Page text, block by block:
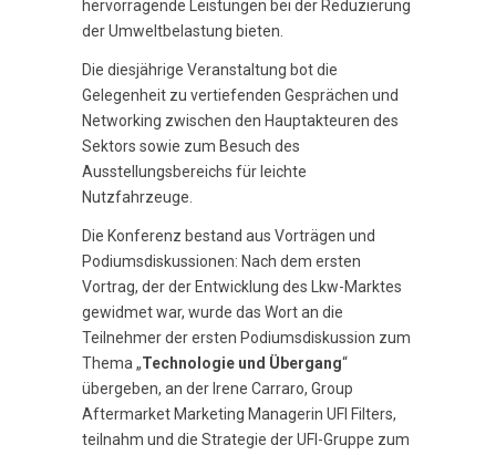
hervorragende Leistungen bei der Reduzierung
der Umweltbelastung bieten.
Die diesjährige Veranstaltung bot die
Gelegenheit zu vertiefenden Gesprächen und
Networking zwischen den Hauptakteuren des
Sektors sowie zum Besuch des
Ausstellungsbereichs für leichte
Nutzfahrzeuge.
Die Konferenz bestand aus Vorträgen und
Podiumsdiskussionen: Nach dem ersten
Vortrag, der der Entwicklung des Lkw-Marktes
gewidmet war, wurde das Wort an die
Teilnehmer der ersten Podiumsdiskussion zum
Thema „Technologie und Übergang“
übergeben, an der Irene Carraro, Group
Aftermarket Marketing Managerin UFI Filters,
teilnahm und die Strategie der UFI-Gruppe zum